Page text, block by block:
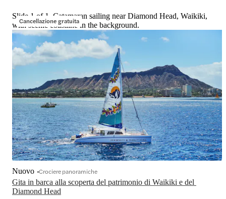
Cancellazione gratuita
Slide 1 of 1, Catamaran sailing near Diamond Head, Waikiki,
with scenic coastline in the background.
Gita in barca alla scoperta del patrimonio di Waikiki e del
Diamond Head
Nuovo Crociere panoramiche